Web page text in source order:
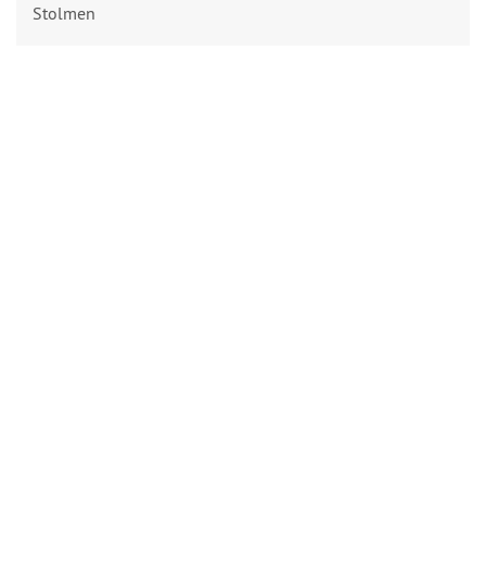
Stolmen